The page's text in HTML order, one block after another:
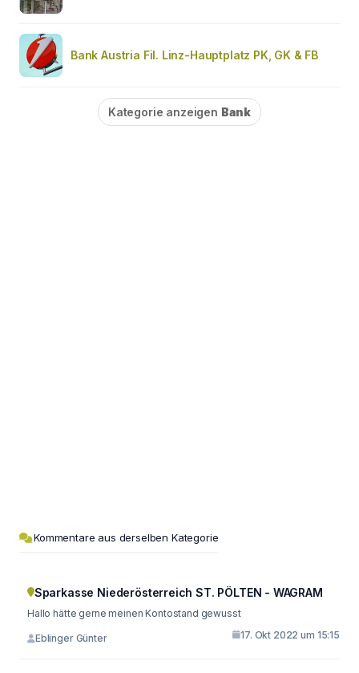
Bank Austria Fil. Linz-Hauptplatz PK, GK & FB
Kategorie anzeigen Bank
Kommentare aus derselben Kategorie
Sparkasse Niederösterreich ST. PÖLTEN - WAGRAM
Hallo hätte gerne meinen Kontostand gewusst
Eblinger Günter 17. Okt 2022 um 15:15